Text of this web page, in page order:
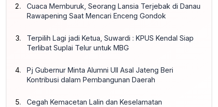
Cuaca Memburuk, Seorang Lansia Terjebak di Danau
Rawapening Saat Mencari Enceng Gondok
Terpilih Lagi jadi Ketua, Suwardi : KPUS Kendal Siap
Terlibat Suplai Telur untuk MBG
Pj Gubernur Minta Alumni UII Asal Jateng Beri
Kontribusi dalam Pembangunan Daerah
Cegah Kemacetan Lalin dan Keselamatan